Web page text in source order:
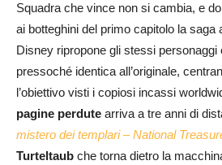
Squadra che vince non si cambia, e
ai botteghini del primo capitolo la saga
Disney ripropone gli stessi personaggi
pressoché identica all’originale,
l’obiettivo visti i copiosi incassi
pagine perdute arriva a tre anni di
mistero dei templari – National
Turteltaub che torna dietro la